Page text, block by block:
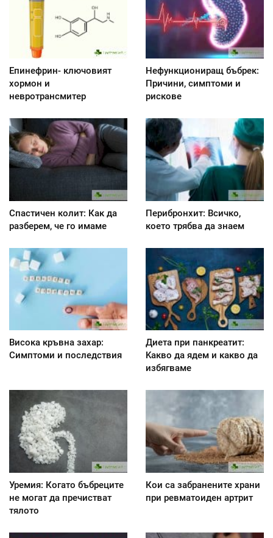
Епинефрин- ключовият
хормон и
невротрансмитер
Нефункциониращ бъбрек:
Причини, симптоми и
рискове
Спастичен колит: Как да
разберем, че го имаме
Перибронхит: Всичко,
което трябва да знаем
Висока кръвна захар:
Симптоми и последствия
Диета при панкреатит:
Kакво да ядем и какво да
избягваме
Уремия: Когато бъбреците
не могат да пречистват
тялото
Кои са забранените храни
при ревматоиден артрит